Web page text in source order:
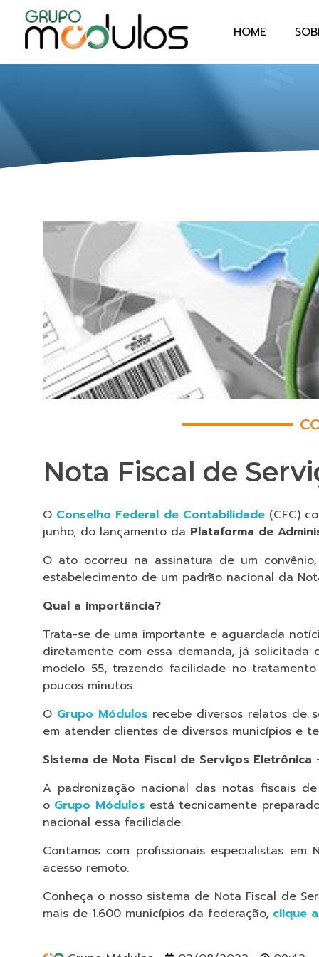
HOME
Nota Fiscal de
O Conselho Federal de Contabilidade(CFC)
junho, do lançamento da Plataforma de
O ato ocorreu na assinatura de um
estabelecimento de um padrão nacional da
Qual a importância?
Trata-se de uma importante e aguardada
diretamente com essa demanda, já
modelo 55, trazendo facilidade no
poucos minutos.
O Grupo Módulos recebe diversos relatos de
em atender clientes de diversos municípios e
Sistema de Nota Fiscal de Serviços Eletrônica
A padronização nacional das notas fiscais
o Grupo Módulos está tecnicamente
nacional essa facilidade.
Contamos com profissionais especialistas
acesso remoto.
Conheça o nosso sistema de Nota Fiscal de
mais de 1.600 municípios da federação, clique